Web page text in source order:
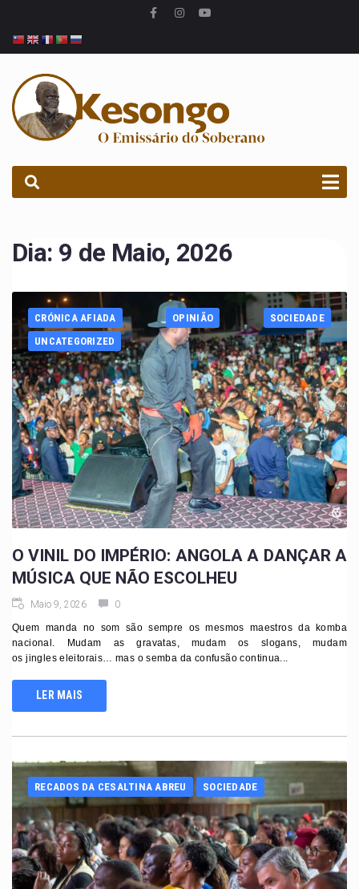
Dia: 9 de Maio, 2026
CRÓNICA AFIADA OPINIÃO
SOCIEDADE
UNCATEGORIZED
O VINIL DO IMPÉRIO: ANGOLA A DANÇAR A
MÚSICA QUE NÃO ESCOLHEU
Maio 9, 2026 0
Quem manda no som são sempre os mesmos maestros da komba
nacional. Mudam as gravatas, mudam os slogans, mudam
os jingles eleitorais… mas o semba da confusão continua...
LER MAIS
RECADOS DA CESALTINA ABREU SOCIEDADE
PROCURAR